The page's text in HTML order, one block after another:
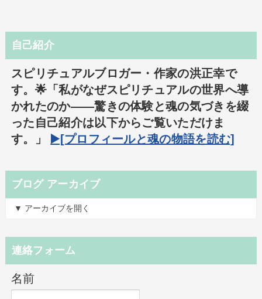
自己紹介
スピリチュアルブロガー・作家の洪正幸で
す。🌟「私がなぜスピリチュアルの世界へ導
かれたのか――驚きの体験と魂の気づきを綴
った自己紹介は以下からご覧いただけま
す。」
▶️[プロフィールと魂の物語を読む]
ブログ アーカイブ
▼ アーカイブを開く
連絡フォーム
名前